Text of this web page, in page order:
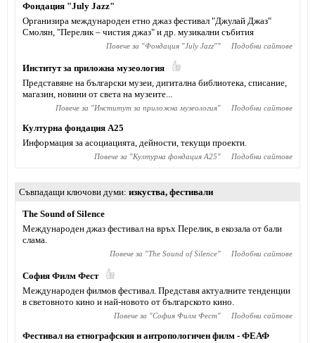
Фондация "July Jazz"
Организира международен етно джаз фестивал "Джулай Джаз"
Смолян, "Перелик – чистия джаз" и др. музикални събития
Повече за "Фондация "July Jazz"" Подобни сайтове
Институт за приложна музеология
Представяне на български музеи, дигитална библиотека, списание,
магазин, новини от света на музеите...
Повече за "Институт за приложна музеология" Подобни сайтове
Културна фондация А25
Информация за асоциацията, дейности, текущи проекти.
Повече за "Културна фондация А25" Подобни сайтове
Съвпадащи ключови думи изкуства, фестивали
The Sound of Silence
Международен джаз фестивал на връх Перелик, в екозала от бали
слама.
Повече за "The Sound of Silence" Подобни сайтове
София Филм Фест
Международен филмов фестивал. Представя актуалните тенденции
в световното кино и най-новото от българското кино.
Повече за "София Филм Фест" Подобни сайтове
Фестивал на етнографския и антропологичен филм - ФЕАФ